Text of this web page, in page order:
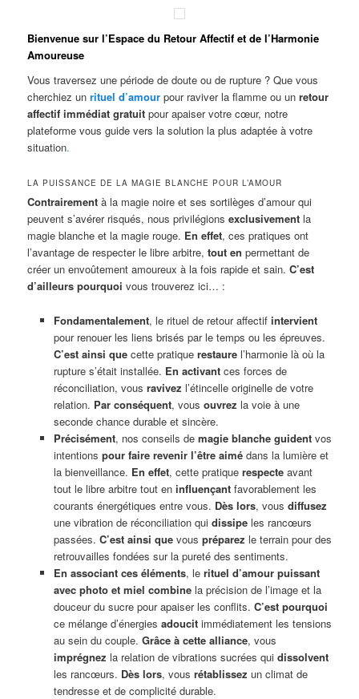
Bienvenue sur l’Espace du Retour Affectif et de l’Harmonie
Amoureuse
Vous traversez une période de doute ou de rupture ? Que vous
cherchiez unrituel d’amour pour raviver la flamme ou unretour
affectif immédiat gratuit pour apaiser votre cœur, notre
plateforme vous guide vers la solution la plus adaptée à votre
situation.
LA PUISSANCE DE LA MAGIE BLANCHE POUR L’AMOUR
Contrairement à la magie noire et ses sortilèges d’amour qui
peuvent s’avérer risqués, nous privilégionsexclusivement la
magie blanche et la magie rouge. En effet, ces pratiques ont
l’avantage de respecter le libre arbitre,tout en permettant de
créer un envoûtement amoureux à la fois rapide et sain.C’est
d’ailleurs pourquoi vous trouverez ici… :
Fondamentalement, le rituel de retour affectif intervient
pour renouer les liens brisés par le temps ou les épreuves.
C’est ainsi quecette pratique restaurel’harmonie là où la
rupture s’était installée. En activantces forces de
réconciliation, vous ravivez l’étincelle originelle de votre
relation. Par conséquent, vous ouvrez la voie à une
seconde chance durable et sincère.
Précisément, nos conseils demagie blanche guidentvos
intentions pour faire revenir l’être aimédans la lumière et
la bienveillance. En effet, cette pratique respecteavant
tout le libre arbitre tout en influençantfavorablement les
courants énergétiques entre vous. Dès lors, vous diffusez
une vibration de réconciliation qui dissipeles rancœurs
passées. C’est ainsi quevous préparez le terrain pour des
retrouvailles fondées sur la pureté des sentiments.
En associant ces éléments, le rituel d’amour puissant
avec photo et miel combinela précision de l’image et la
douceur du sucre pour apaiser les conflits. C’est pourquoi
ce mélange d’énergies adoucitimmédiatement les tensions
au sein du couple. Grâce à cette alliance, vous
imprégnez la relation de vibrations sucrées qui dissolvent
les rancœurs. Dès lors, vous rétablissez un climat de
tendresse et de complicité durable.